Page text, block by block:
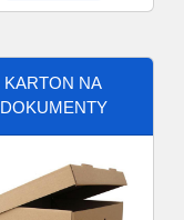
KARTON NA
DOKUMENTY